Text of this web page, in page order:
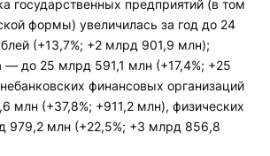
государственных предприятий (в том
формы) увеличилась за год до 24
(+13,7%; +2 млрд 901,9 млн);
— до 25 млрд 591,1 млн (+17,4%; +25
финансовых организаций
млн (+37,8%; +911,2 млн), физических
979,2 млн (+22,5%; +3 млрд 856,8